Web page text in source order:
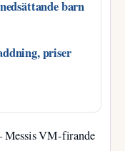
barn
priser
Messis VM-firande